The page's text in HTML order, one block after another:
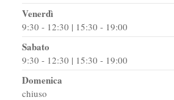
Venerdì
9:30 - 12:30 | 15:30 - 19:00
Sabato
9:30 - 12:30 | 15:30 - 19:00
Domenica
chiuso